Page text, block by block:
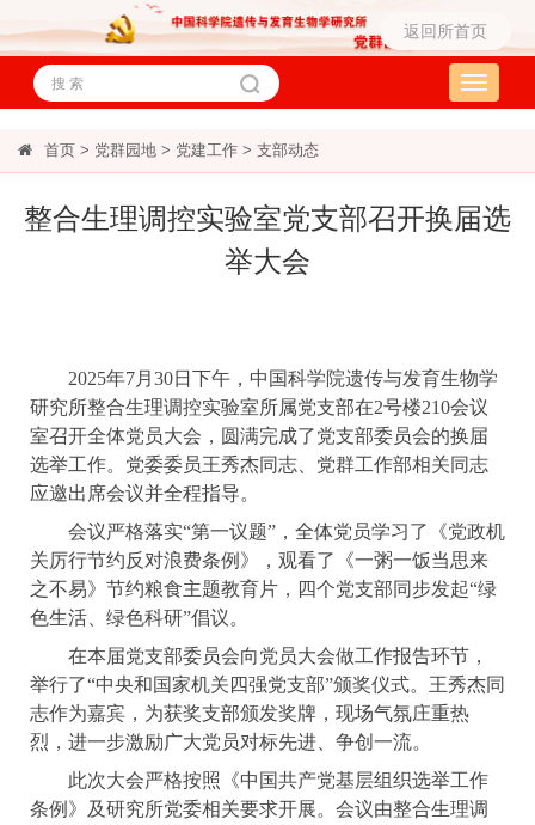
返回所首页
Toggle
首页 > 党群园地 > 党建工作 > 支部动态
整合生理调控实验室党支部召开换届选
举大会
2025年7月30日下午，中国科学院遗传与发育生物学
研究所整合生理调控实验室所属党支部在2号楼210会议
室召开全体党员大会，圆满完成了党支部委员会的换届
选举工作。党委委员王秀杰同志、党群工作部相关同志
应邀出席会议并全程指导。
会议严格落实“第一议题”，全体党员学习了《党政机
关厉行节约反对浪费条例》，观看了《一粥一饭当思来
之不易》节约粮食主题教育片，四个党支部同步发起“绿
色生活、绿色科研”倡议。
在本届党支部委员会向党员大会做工作报告环节，
举行了“中央和国家机关四强党支部”颁奖仪式。王秀杰同
志作为嘉宾，为获奖支部颁发奖牌，现场气氛庄重热
烈，进一步激励广大党员对标先进、争创一流。
此次大会严格按照《中国共产党基层组织选举工作
条例》及研究所党委相关要求开展。会议由整合生理调